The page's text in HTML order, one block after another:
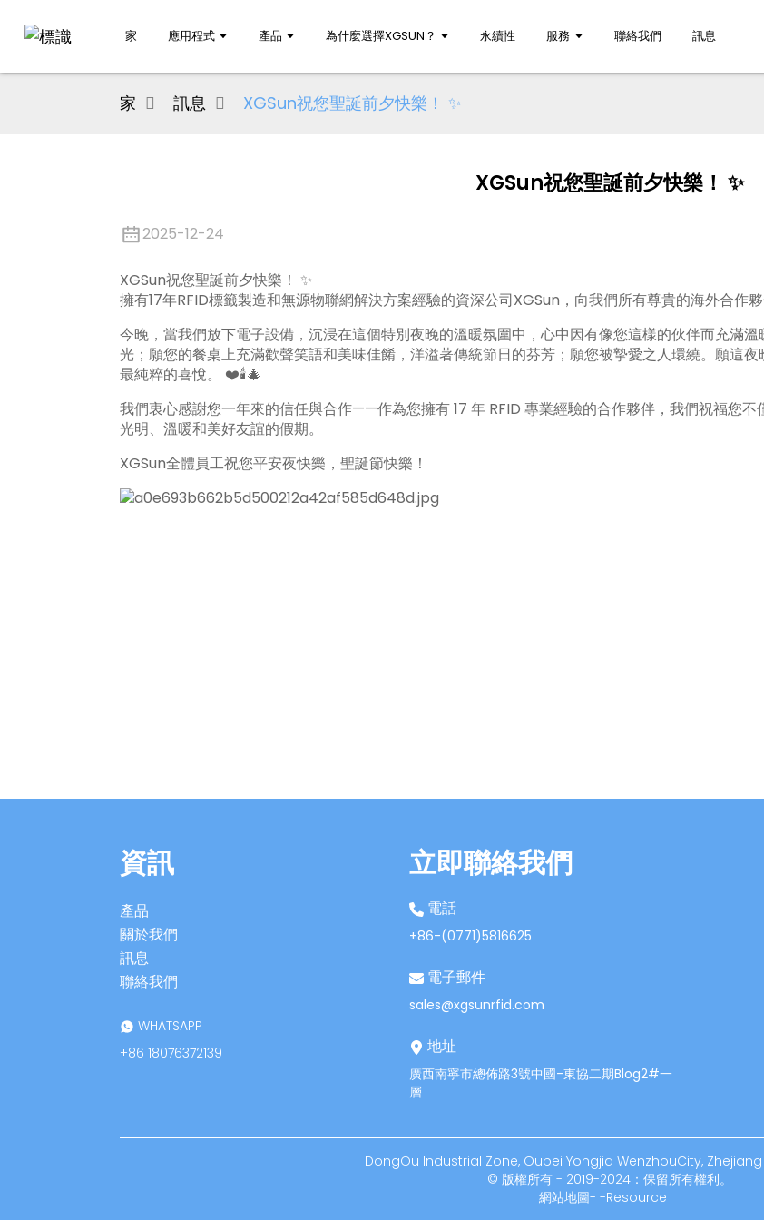
家 應用程式 產品 為什麼選擇XGSUN？ 永續性 服務 聯絡我們 訊息
家 訊息 XGSun祝您聖誕前夕快樂！ ✨
XGSun祝您聖誕前夕快樂！ ✨
2025-12-24
XGSun祝您聖誕前夕快樂！ ✨
擁有17年RFID標籤製造和無源物聯網解決方案經驗的資深公司XGSun，向我們所有尊貴的海外合作
今晚，當我們放下電子設備，沉浸在這個特別夜晚的溫暖氛圍中，心中因有像您這樣的伙伴而充滿
光；願您的餐桌上充滿歡聲笑語和美味佳餚，洋溢著傳統節日的芬芳；願您被摯愛之人環繞。願這
最純粹的喜悅。 ❤️🕯️🎄
我們衷心感謝您一年來的信任與合作——作為您擁有 17 年 RFID 專業經驗的合作夥伴，我們祝福您
光明、溫暖和美好友誼的假期。
XGSun全體員工祝您平安夜快樂，聖誕節快樂！
資訊
產品
關於我們
訊息
聯絡我們
WHATSAPP
+86 18076372139
立即聯絡我們
電話
+86-(0771)5816625
電子郵件
sales@xgsunrfid.com
地址
廣西南寧市總佈路3號中國-東協二期Blog2#一
層
DongOu Industrial Zone, Oubei Yongjia WenzhouCity,
© 版權所有 - 2019-2024：保留所有權利。
網站地圖- -Resource